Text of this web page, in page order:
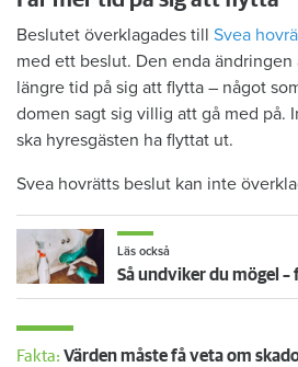
Beslutet överklagades till Svea
med ett beslut. Den enda ändringen
längre tid på sig att flytta – något
domen sagt sig villig att gå med på.
ska hyresgästen ha flyttat ut.
Svea hovrätts beslut kan inte
Läs också
Fakta: Värden måste få veta om